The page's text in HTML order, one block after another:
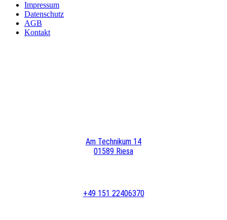
Impressum
Datenschutz
AGB
Kontakt
Am Technikum 14
01589 Riesa
+49 151 22406370